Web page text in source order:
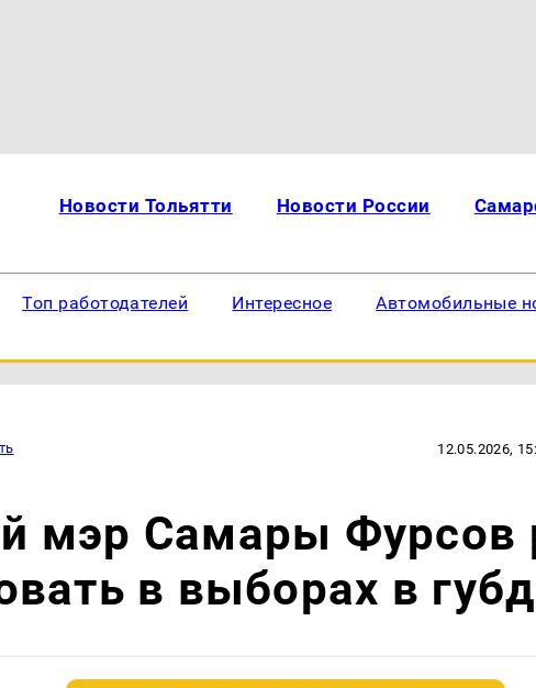
Новости Тольятти Новости России
Топ работодателей Интересное Автомобильные
12.05.2026,
мэр Самары Фурсов
в выборах в